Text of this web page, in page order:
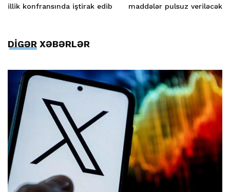
illik konfransında iştirak edib
maddələr pulsuz veriləcək
DİGƏR XƏBƏRLƏR